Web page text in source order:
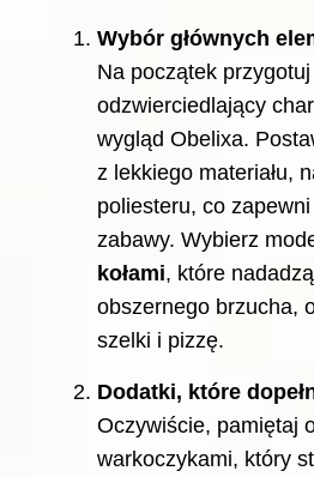
Wybór głównych
Na początek przygotuj
odzwierciedlający
wygląd Obelixa.
z lekkiego materiału,
poliesteru, co
zabawy. Wybierz
kołami, które
obszernego brzucha,
szelki i pizzę.
Dodatki, które
Oczywiście, pamiętaj
warkoczykami, który